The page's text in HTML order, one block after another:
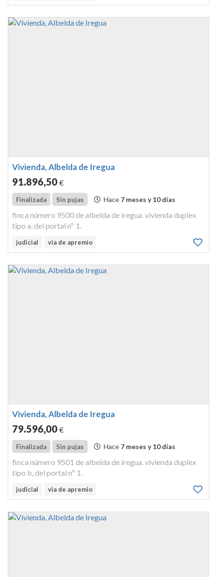
Vivienda, Albelda de Iregua
91.896,50€
Finalizada Sin pujas Hace 7 meses y 10 días
finca número 9500 de albelda de iregua. vivienda duplex
tipo a, del portal nº 1.
judicial via de apremio
Vivienda, Albelda de Iregua
79.596,00€
Finalizada Sin pujas Hace 7 meses y 10 días
finca número 9501 de albelda de iregua. vivienda duplex
tipo b, del portal nº 1.
judicial via de apremio